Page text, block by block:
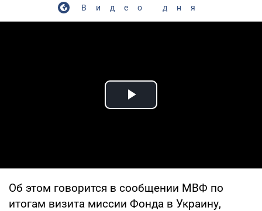
Видео дня
Play Video
Об этом говорится в сообщении МВФ по
итогам визита миссии Фонда в Украину,